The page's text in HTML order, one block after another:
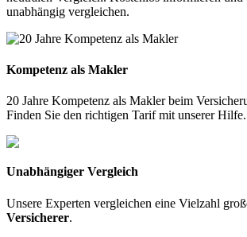
unabhängig vergleichen.
Kompetenz als Makler
20 Jahre Kompetenz als Makler beim
Finden Sie den richtigen Tarif mit unserer Hilfe.
Unabhängiger Vergleich
Unsere Experten vergleichen eine Vielzahl
Versicherer.